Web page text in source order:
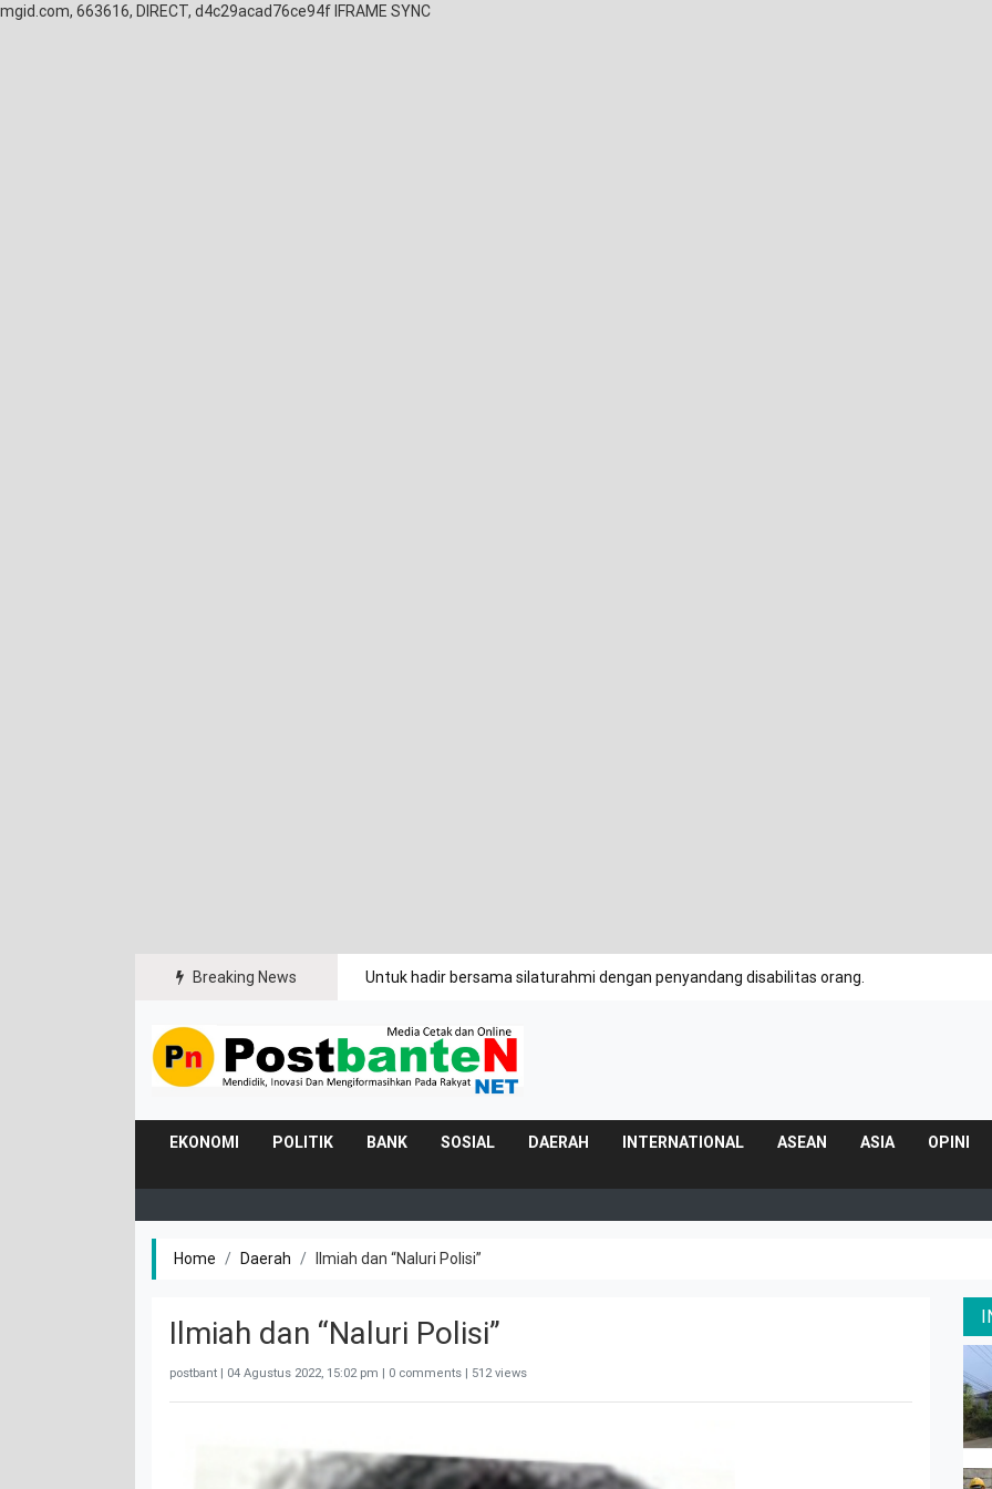
mgid.com, 663616, DIRECT, d4c29acad76ce94f IFRAME SYNC
Breaking News Untuk hadir bersama silaturahmi dengan penyandang disabilitas orang.
EKONOMI POLITIK BANK SOSIAL DAERAH INTERNATIONAL ASEAN ASIA OPINI
Home Daerah Ilmiah dan “Naluri Polisi”
Ilmiah dan “Naluri Polisi”
postbant | 04 Agustus 2022, 15:02 pm | 0 comments | 512 views